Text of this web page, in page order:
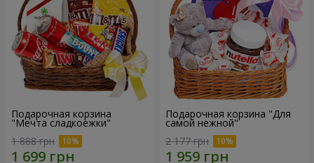
Подарочная корзина
"Мечта сладкоежки"
1 888 грн
Подарочная корзина "Для
самой нежной"
2 177 грн